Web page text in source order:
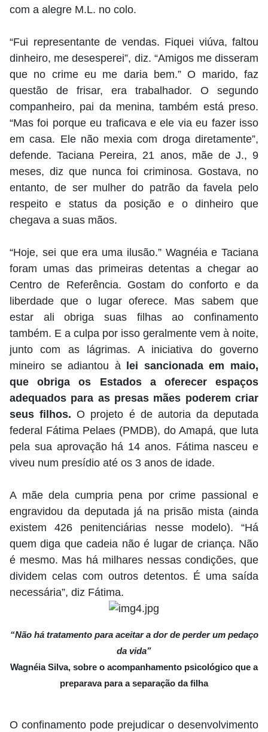
com a alegre M.L. no colo.
“Fui representante de vendas. Fiquei viúva, faltou
dinheiro, me desesperei”, diz. “Amigos me disseram
que no crime eu me daria bem.” O marido, faz
questão de frisar, era trabalhador. O segundo
companheiro, pai da menina, também está preso.
“Mas foi porque eu traficava e ele via eu fazer isso
em casa. Ele não mexia com droga diretamente”,
defende. Taciana Pereira, 21 anos, mãe de J., 9
meses, diz que nunca foi criminosa. Gostava, no
entanto, de ser mulher do patrão da favela pelo
respeito e status da posição e o dinheiro que
chegava a suas mãos.
“Hoje, sei que era uma ilusão.” Wagnéia e Taciana
foram umas das primeiras detentas a chegar ao
Centro de Referência. Gostam do conforto e da
liberdade que o lugar oferece. Mas sabem que
estar ali obriga suas filhas ao confinamento
também. E a culpa por isso geralmente vem à noite,
junto com as lágrimas. A iniciativa do governo
mineiro se adiantou à lei sancionada em maio,
que obriga os Estados a oferecer espaços
adequados para as presas mães poderem criar
seus filhos.O projeto é de autoria da deputada
federal Fátima Pelaes (PMDB), do Amapá, que luta
pela sua aprovação há 14 anos. Fátima nasceu e
viveu num presídio até os 3 anos de idade.
A mãe dela cumpria pena por crime passional e
engravidou da deputada já na prisão mista (ainda
existem 426 penitenciárias nesse modelo). “Há
quem diga que cadeia não é lugar de criança. Não
é mesmo. Mas há milhares nessas condições, que
dividem celas com outros detentos. É uma saída
necessária”, diz Fátima.
“Não há tratamento para aceitar a dor de perder um pedaço
da vida”
Wagnéia Silva, sobre o acompanhamento psicológico que a
preparava para a separação da filha
O confinamento pode prejudicar o desenvolvimento